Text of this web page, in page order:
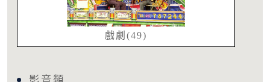
戲劇(49)
影音類